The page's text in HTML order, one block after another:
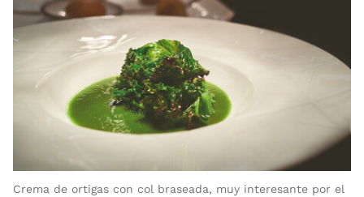
Crema de ortigas con col braseada, muy interesante por el